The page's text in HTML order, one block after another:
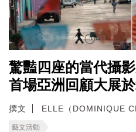
驚豔四座的當代攝
首場亞洲回顧大展
撰文 ELLE（DOMINIQUE
藝文活動